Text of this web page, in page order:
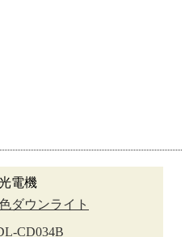
電機
ダウンライト
CD034B